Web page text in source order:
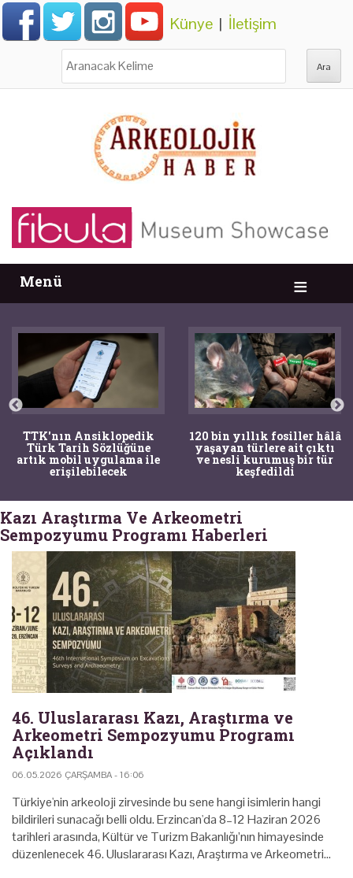
Künye | İletişim
Menü
TTK'nın Ansiklopedik
Türk Tarih Sözlüğüne
artık mobil uygulama ile
erişilebilecek
120 bin yıllık fosiller hâlâ
yaşayan türlere ait çıktı
ve nesli kurumuş bir tür
keşfedildi
Kazı Araştırma Ve Arkeometri
Sempozyumu Programı Haberleri
46. Uluslararası Kazı, Araştırma ve
Arkeometri Sempozyumu Programı
Açıklandı
06.05.2026 ÇARŞAMBA - 16:06
Türkiye'nin arkeoloji zirvesinde bu sene hangi isimlerin hangi
bildirileri sunacağı belli oldu. Erzincan'da 8–12 Haziran 2026
tarihleri arasında, Kültür ve Turizm Bakanlığı’nın himayesinde
düzenlenecek 46. Uluslararası Kazı, Araştırma ve Arkeometri…